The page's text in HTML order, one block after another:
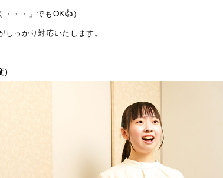
・・」でもOK👍）
っかり対応いたします。